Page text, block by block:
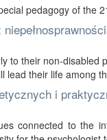
pedagogy of the
to their non-
lead their life among
i
connected to the